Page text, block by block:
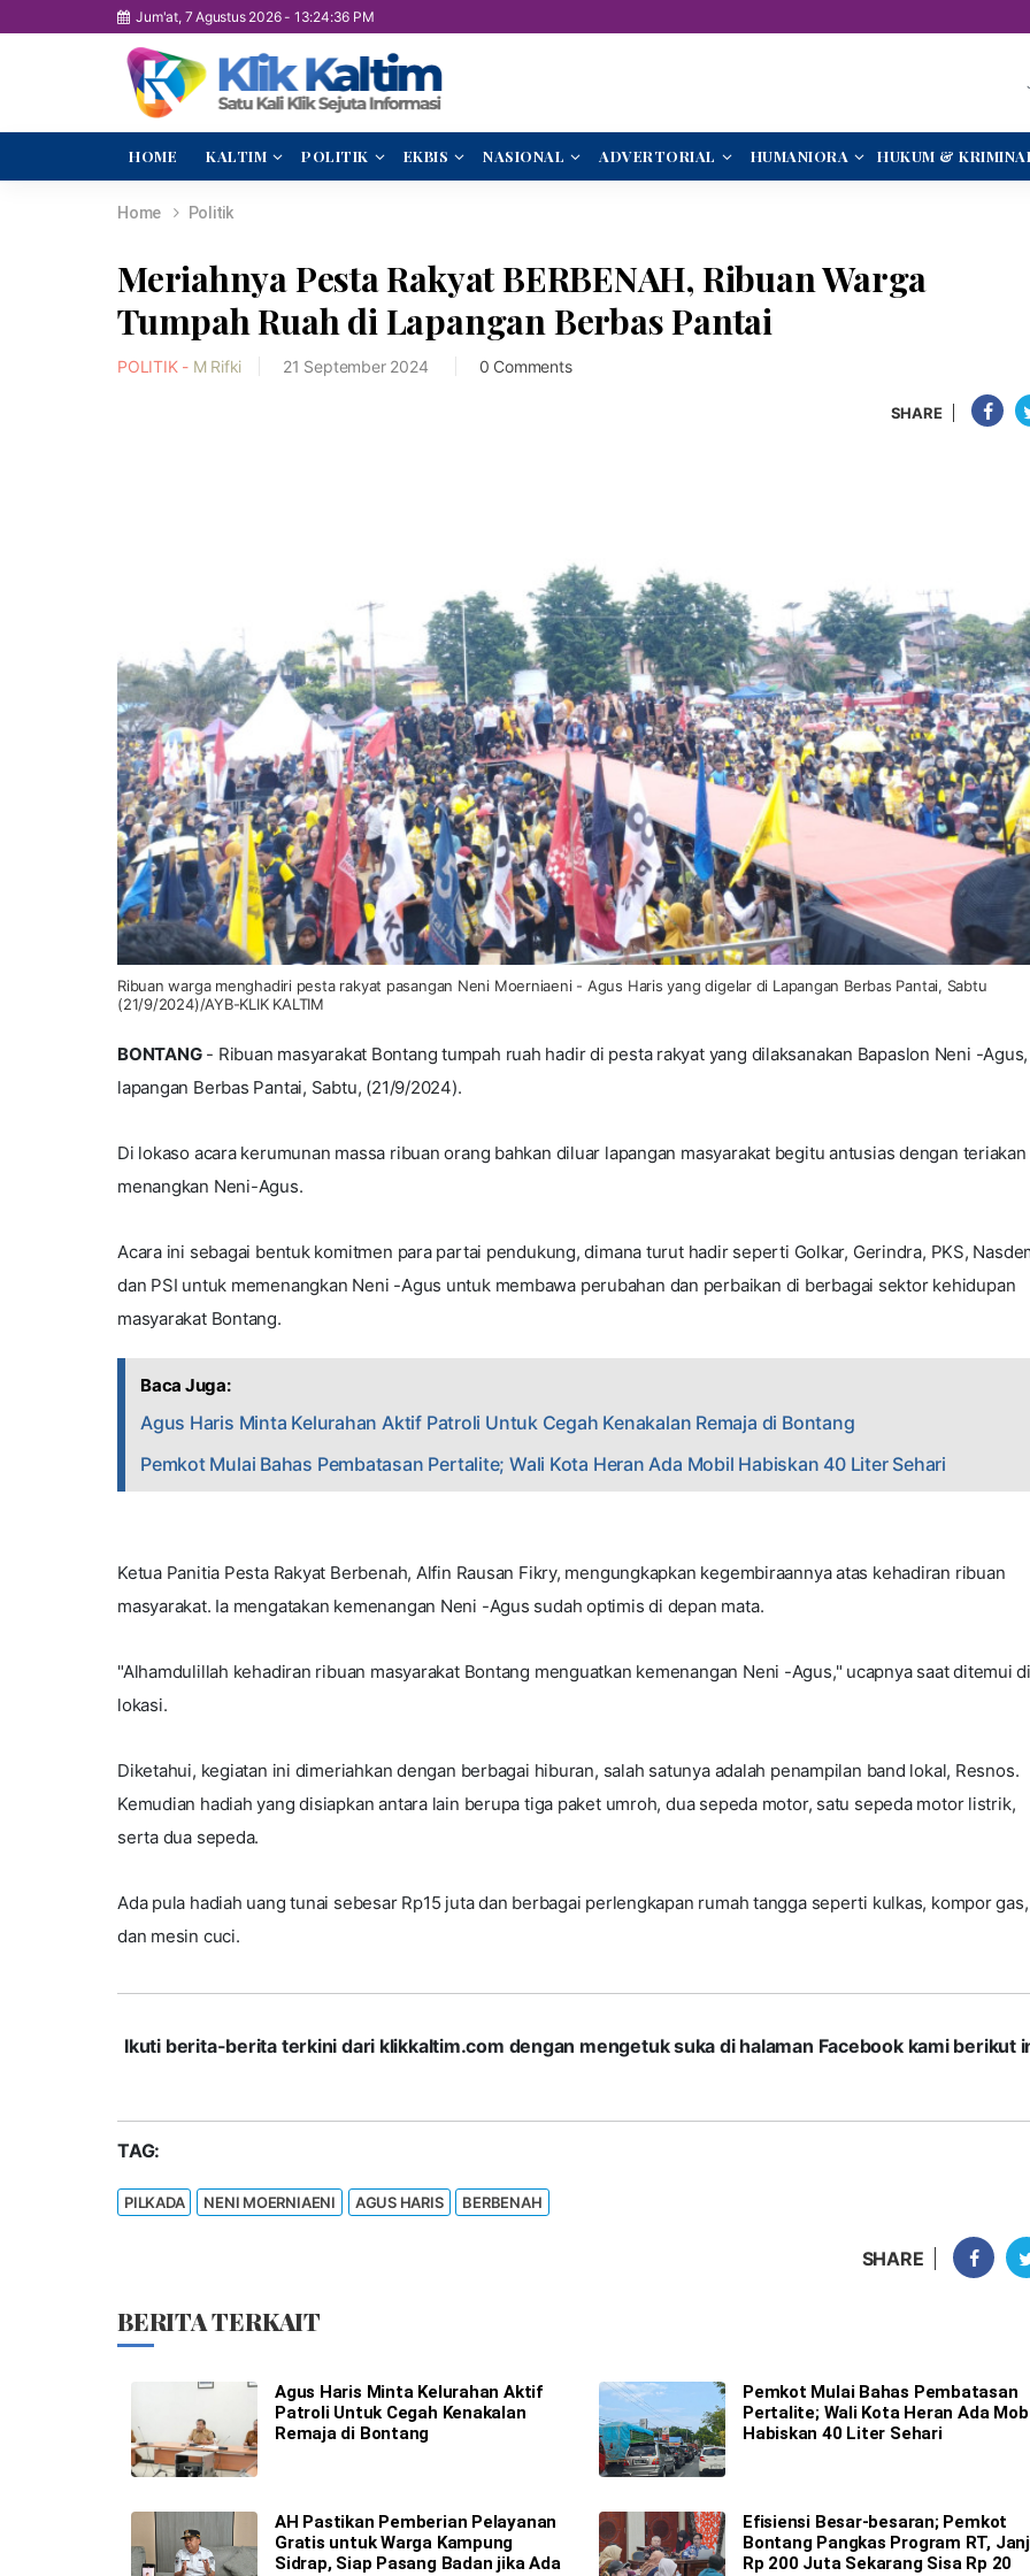
Jum'at, 7 Agustus 2026- 13:24:37 PM
HOME KALTIM POLITIK EKBIS NASIONAL ADVERTORIAL HUMANIORA HUKUM &
Home Politik
Meriahnya Pesta Rakyat BERBENAH, Ribuan Warga
Tumpah Ruah di Lapangan Berbas Pantai
POLITIK - M Rifki 21 September 2024 0 Comments
SHARE
Ribuan warga menghadiri pesta rakyat pasangan Neni Moerniaeni - Agus Haris yang digelar di Lapangan Berbas Pantai, Sabtu
(21/9/2024)/AYB-KLIK KALTIM
BONTANG- Ribuan masyarakat Bontang tumpah ruah hadir di pesta rakyat yang dilaksanakan Bapaslon Neni -
lapangan Berbas Pantai, Sabtu, (21/9/2024).
Di lokaso acara kerumunan massa ribuan orang bahkan diluar lapangan masyarakat begitu antusias dengan teriakan
menangkan Neni-Agus.
Acara ini sebagai bentuk komitmen para partai pendukung, dimana turut hadir seperti Golkar, Gerindra, PKS,
dan PSI untuk memenangkan Neni -Agus untuk membawa perubahan dan perbaikan di berbagai sektor kehidupan
masyarakat Bontang.
Baca Juga:
Agus Haris Minta Kelurahan Aktif Patroli Untuk Cegah Kenakalan Remaja di Bontang
Pemkot Mulai Bahas Pembatasan Pertalite; Wali Kota Heran Ada Mobil Habiskan 40 Liter Sehari
Ketua Panitia Pesta Rakyat Berbenah, Alfin Rausan Fikry, mengungkapkan kegembiraannya atas kehadiran ribuan
masyarakat. Ia mengatakan kemenangan Neni -Agus sudah optimis di depan mata.
"Alhamdulillah kehadiran ribuan masyarakat Bontang menguatkan kemenangan Neni -Agus," ucapnya saat ditemui
lokasi.
Diketahui, kegiatan ini dimeriahkan dengan berbagai hiburan, salah satunya adalah penampilan band lokal, Resnos.
Kemudian hadiah yang disiapkan antara lain berupa tiga paket umroh, dua sepeda motor, satu sepeda motor listrik,
serta dua sepeda.
Ada pula hadiah uang tunai sebesar Rp15 juta dan berbagai perlengkapan rumah tangga seperti kulkas, kompor gas,
dan mesin cuci.
Ikuti berita-berita terkini dari klikkaltim.com dengan mengetuk suka di halaman Facebook kami berikut
TAG:
PILKADA NENI MOERNIAENI AGUS HARIS BERBENAH
SHARE
BERITA TERKAIT
Agus Haris Minta Kelurahan Aktif
Patroli Untuk Cegah Kenakalan
Remaja di Bontang
Pemkot Mulai Bahas Pembatasan
Pertalite; Wali Kota Heran Ada
Habiskan 40 Liter Sehari
AH Pastikan Pemberian Pelayanan
Gratis untuk Warga Kampung
Sidrap, Siap Pasang Badan jika Ada
Efisiensi Besar-besaran; Pemkot
Bontang Pangkas Program RT,
Rp 200 Juta Sekarang Sisa Rp 20